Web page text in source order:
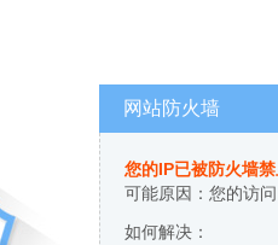
网站防火墙
您的IP已被防火墙
可能原因：您的访
如何解决：